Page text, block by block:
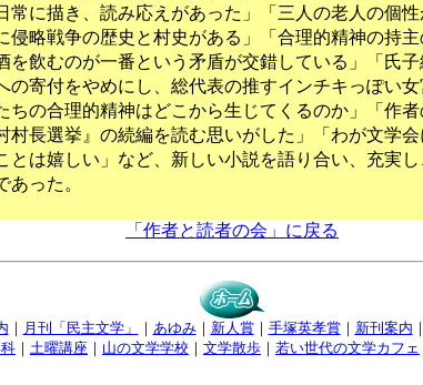
常に描き、読み応えがあった」「三人の老人の個
侵略戦争の歴史と村史がある」「合理的精神の持
を飲むのが一番という矛盾が交錯している」「氏
の寄付をやめにし、総代表の推すインチキっぽい
ちの合理的精神はどこから生じてくるのか」「作
村長選挙』の続編を読む思いがした」「わが文学
とは嬉しい」など、新しい小説を語り合い、充実
あった。
「作者と読者の会」に戻る
｜ 月刊「民主文学」 ｜ あゆみ｜ 新人賞｜ 手塚英孝賞｜ 新刊案内 ｜
｜ 土曜講座 ｜ 山の文学学校 ｜ 文学散歩 ｜ 若い世代の文学カフェ